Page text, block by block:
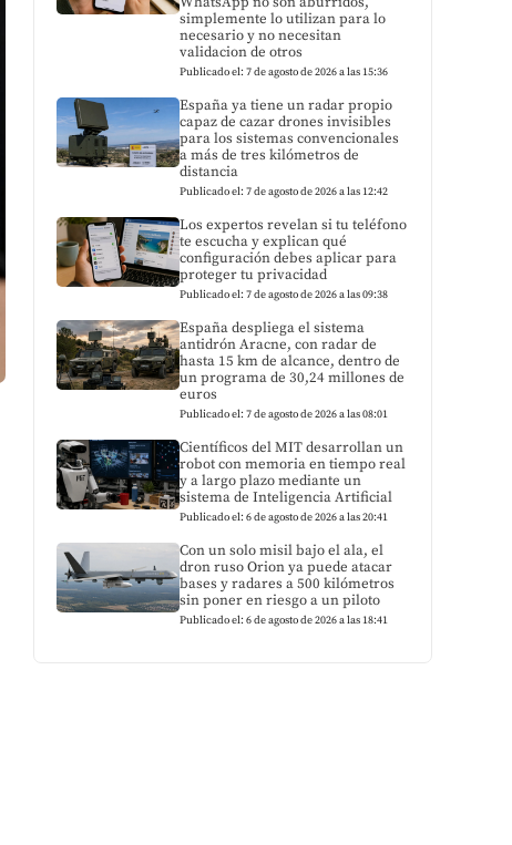
simplemente lo utilizan para lo
necesario y no necesitan
validacion de otros
Publicado el: 7 de agosto de 2026 a las 15:36
España ya tiene un radar propio
capaz de cazar drones invisibles
para los sistemas convencionales
a más de tres kilómetros de
distancia
Publicado el: 7 de agosto de 2026 a las 12:42
Los expertos revelan si tu teléfono
te escucha y explican qué
configuración debes aplicar para
proteger tu privacidad
Publicado el: 7 de agosto de 2026 a las 09:38
España despliega el sistema
antidrón Aracne, con radar de
hasta 15 km de alcance, dentro de
un programa de 30,24 millones de
euros
Publicado el: 7 de agosto de 2026 a las 08:01
Científicos del MIT desarrollan un
robot con memoria en tiempo real
y a largo plazo mediante un
sistema de Inteligencia Artificial
Publicado el: 6 de agosto de 2026 a las 20:41
Con un solo misil bajo el ala, el
dron ruso Orion ya puede atacar
bases y radares a 500 kilómetros
sin poner en riesgo a un piloto
Publicado el: 6 de agosto de 2026 a las 18:41